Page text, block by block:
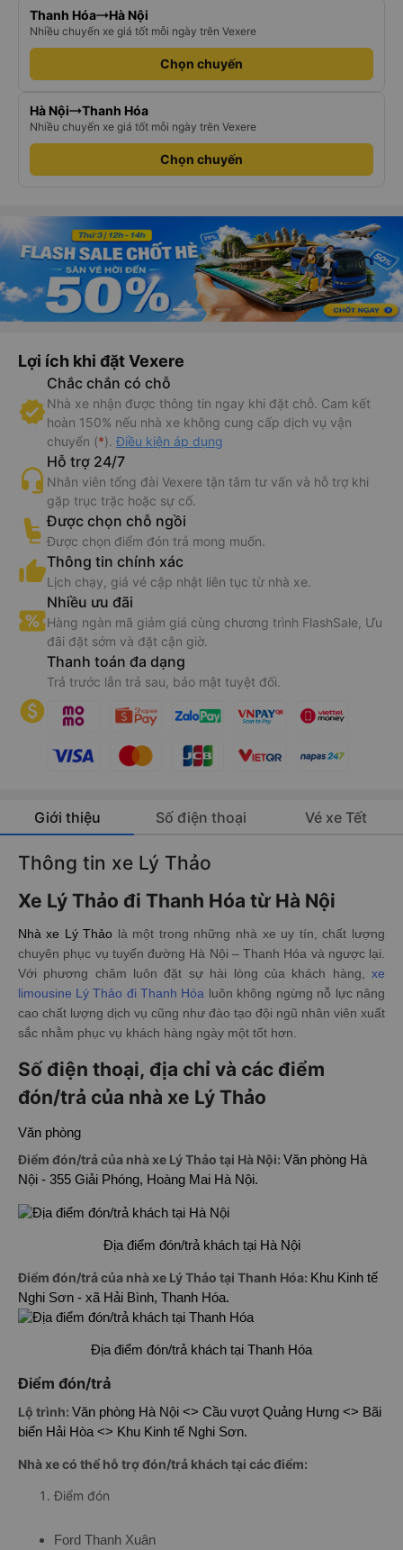
Thanh Hóa Hà Nội
Nhiều chuyến xe giá tốt mỗi ngày trên Vexere
Chọn chuyến
Hà Nội Thanh Hóa
Nhiều chuyến xe giá tốt mỗi ngày trên Vexere
Chọn chuyến
Lợi ích khi đặt Vexere
Chắc chắn có chỗ
Nhà xe nhận được thông tin ngay khi đặt chỗ. Cam kết
hoàn 150% nếu nhà xe không cung cấp dịch vụ vận
chuyển (*). Điều kiện áp dụng
Hỗ trợ 24/7
Nhân viên tổng đài Vexere tận tâm tư vấn và hỗ trợ khi
gặp trục trặc hoặc sự cố.
Được chọn chỗ ngồi
Được chọn điểm đón trả mong muốn.
Thông tin chính xác
Lịch chạy, giá vé cập nhật liên tục từ nhà xe.
Nhiều ưu đãi
Hàng ngàn mã giảm giá cùng chương trình FlashSale, Ưu
đãi đặt sớm và đặt cận giờ.
Thanh toán đa dạng
Trả trước lẫn trả sau, bảo mật tuyệt đối.
Giới thiệu Số điện thoại Vé xe Tết
Thông tin xe Lý Thảo
Xe Lý Thảo đi Thanh Hóa từ Hà Nội
Nhà xe Lý Thảo là một trong những nhà xe uy tín, chất lượng
chuyên phục vụ tuyến đường Hà Nội – Thanh Hóa và ngược lại.
Với phương châm luôn đặt sự hài lòng của khách hàng, xe
limousine Lý Thảo đi Thanh Hóa luôn không ngừng nỗ lực nâng
cao chất lượng dịch vụ cũng như đào tạo đội ngũ nhân viên xuất
sắc nhằm phục vụ khách hàng ngày một tốt hơn.
Số điện thoại, địa chỉ và các điểm
đón/trả của nhà xe Lý Thảo
Văn phòng
Điểm đón/trả của nhà xe Lý Thảo tại Hà Nội: Văn phòng Hà
Nội - 355 Giải Phóng, Hoàng Mai Hà Nội.
Địa điểm đón/trả khách tại Hà Nội
Điểm đón/trả của nhà xe Lý Thảo tại Thanh Hóa: Khu Kinh tế
Nghi Sơn - xã Hải Bình, Thanh Hóa.
Địa điểm đón/trả khách tại Thanh Hóa
Điểm đón/trả
Lộ trình: Văn phòng Hà Nội <> Cầu vượt Quảng Hưng <> Bãi
biển Hải Hòa <> Khu Kinh tế Nghi Sơn.
Nhà xe có thể hỗ trợ đón/trả khách tại các điểm:
Điểm đón
Ford Thanh Xuân